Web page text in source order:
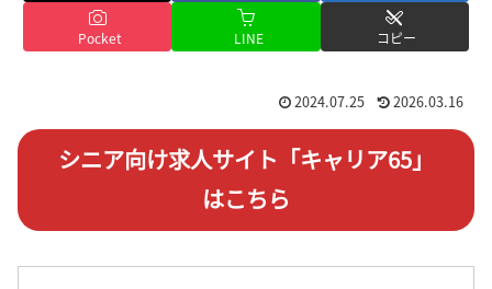
Pocket LINE コピー
2024.07.25 2026.03.16
シニア向け求人サイト「キャリア65」
はこちら